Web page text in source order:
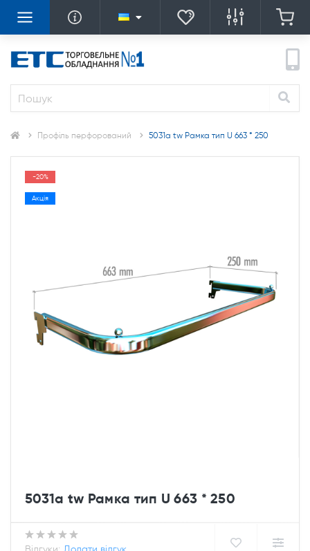
Профіль перфорований 5031a tw Рамка тип U 663 * 250
-20%
Акція
5031a tw Рамка тип U 663 * 250